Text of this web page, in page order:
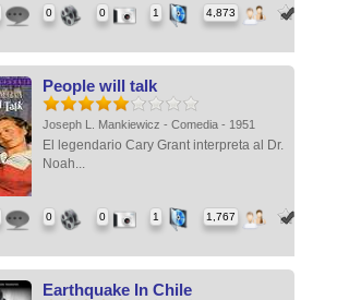
0 0 1 4,873
People will talk
Joseph L. Mankiewicz - Comedia - 1951
El legendario Cary Grant interpreta al Dr.
Noah...
0 0 1 1,767
Earthquake In Chile